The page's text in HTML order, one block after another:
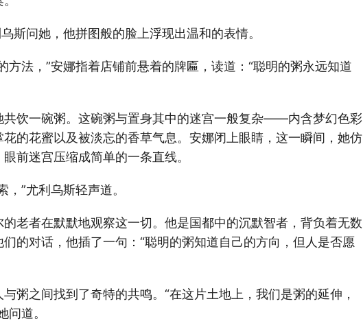
斯问她，他拼图般的脸上浮现出温和的表情。
方法，”安娜指着店铺前悬着的牌匾，读道：“聪明的粥永远知道
共饮一碗粥。这碗粥与置身其中的迷宫一般复杂——内含梦幻色彩
的花蜜以及被淡忘的香草气息。安娜闭上眼睛，这一瞬间，她仿
前迷宫压缩成简单的一条直线。
”尤利乌斯轻声道。
老者在默默地观察这一切。他是国都中的沉默智者，背负着无数
的对话，他插了一句：“聪明的粥知道自己的方向，但人是否愿
粥之间找到了奇特的共鸣。“在这片土地上，我们是粥的延伸，
问道。